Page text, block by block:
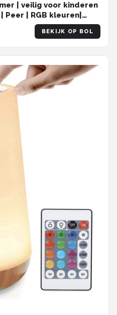
| veilig voor kinderen
Peer | RGB kleuren|
BEKIJK OP BOL